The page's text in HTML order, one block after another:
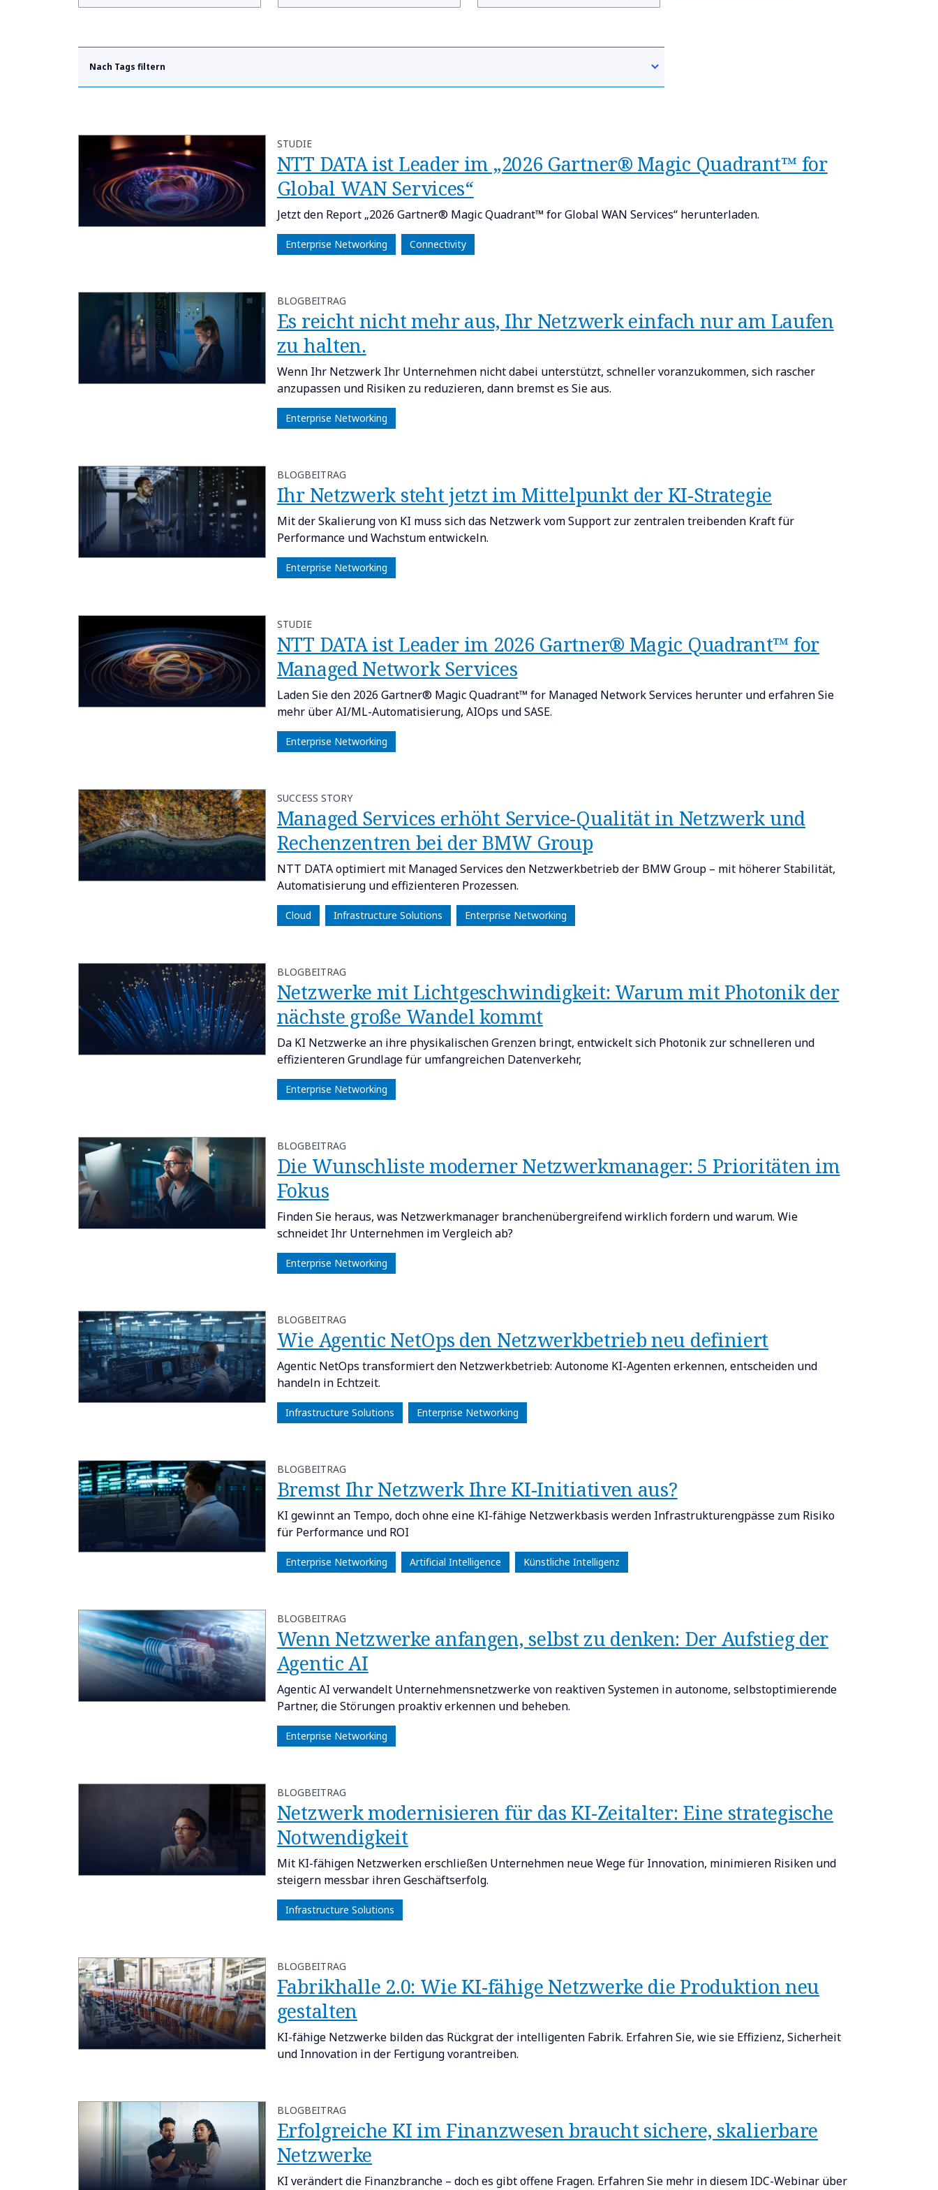
Nach Tags filtern
STUDIE
NTT DATA ist Leader im „2026 Gartner® Magic Quadrant™ for
Global WAN Services“
Jetzt den Report „2026 Gartner® Magic Quadrant™ for Global WAN Services“ herunterladen.
Enterprise Networking Connectivity
BLOGBEITRAG
​​Es reicht nicht mehr aus, Ihr Netzwerk einfach nur am Laufen
zu halten.​
Wenn Ihr Netzwerk Ihr Unternehmen nicht dabei unterstützt, schneller voranzukommen, sich rascher
anzupassen und Risiken zu reduzieren, dann bremst es Sie aus.
Enterprise Networking
BLOGBEITRAG
​​Ihr Netzwerk steht jetzt im Mittelpunkt der KI-Strategie​
Mit der Skalierung von KI muss sich das Netzwerk vom Support zur zentralen treibenden Kraft für
Performance und Wachstum entwickeln.
Enterprise Networking
STUDIE
NTT DATA ist Leader im 2026 Gartner® Magic Quadrant™ for
Managed Network Services
Laden Sie den 2026 Gartner® Magic Quadrant™ for Managed Network Services herunter und erfahren Sie
mehr über AI/ML-Automatisierung, AIOps und SASE.
Enterprise Networking
SUCCESS STORY
Managed Services erhöht Service-Qualität in Netzwerk und
Rechenzentren bei der BMW Group
NTT DATA optimiert mit Managed Services den Netzwerkbetrieb der BMW Group – mit höherer Stabilität,
Automatisierung und effizienteren Prozessen.
Cloud Infrastructure Solutions Enterprise Networking
BLOGBEITRAG
​​Netzwerke mit Lichtgeschwindigkeit: Warum mit Photonik der
nächste große Wandel kommt​
Da KI Netzwerke an ihre physikalischen Grenzen bringt, entwickelt sich Photonik zur schnelleren und
effizienteren Grundlage für umfangreichen Datenverkehr,
Enterprise Networking
BLOGBEITRAG
​​Die Wunschliste moderner Netzwerkmanager: 5 Prioritäten im
Fokus​
Finden Sie heraus, was Netzwerkmanager branchenübergreifend wirklich fordern und warum. Wie
schneidet Ihr Unternehmen im Vergleich ab?
Enterprise Networking
BLOGBEITRAG
​​Wie Agentic NetOps den Netzwerkbetrieb neu definiert​
Agentic NetOps transformiert den Netzwerkbetrieb: Autonome KI-Agenten erkennen, entscheiden und
handeln in Echtzeit.
Infrastructure Solutions Enterprise Networking
BLOGBEITRAG
​​Bremst Ihr Netzwerk Ihre KI-Initiativen aus?​
KI gewinnt an Tempo, doch ohne eine KI-fähige Netzwerkbasis werden Infrastrukturengpässe zum Risiko
für Performance und ROI
Enterprise Networking Artificial Intelligence Künstliche Intelligenz
BLOGBEITRAG
Wenn Netzwerke anfangen, selbst zu denken: Der Aufstieg der
Agentic AI
Agentic AI verwandelt Unternehmensnetzwerke von reaktiven Systemen in autonome, selbstoptimierende
Partner, die Störungen proaktiv erkennen und beheben.
Enterprise Networking
BLOGBEITRAG
Netzwerk modernisieren für das KI-Zeitalter: Eine strategische
Notwendigkeit
Mit KI-fähigen Netzwerken erschließen Unternehmen neue Wege für Innovation, minimieren Risiken und
steigern messbar ihren Geschäftserfolg.
Infrastructure Solutions
BLOGBEITRAG
Fabrikhalle 2.0: Wie KI-fähige Netzwerke die Produktion neu
gestalten
KI-fähige Netzwerke bilden das Rückgrat der intelligenten Fabrik. Erfahren Sie, wie sie Effizienz, Sicherheit
und Innovation in der Fertigung vorantreiben.
BLOGBEITRAG
Erfolgreiche KI im Finanzwesen braucht sichere, skalierbare
Netzwerke
KI verändert die Finanzbranche – doch es gibt offene Fragen. Erfahren Sie mehr in diesem IDC-Webinar über